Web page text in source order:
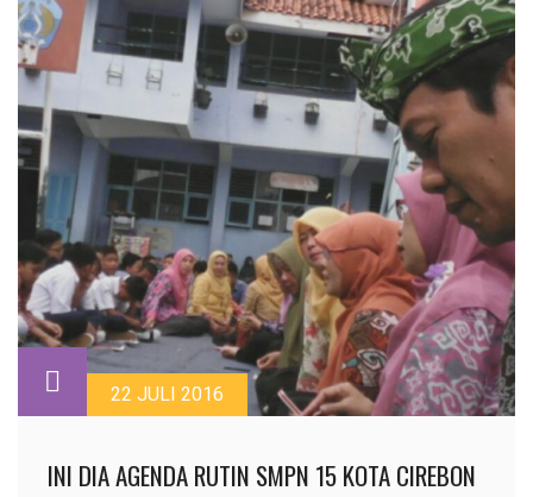
22 JULI 2016
INI DIA AGENDA RUTIN SMPN 15 KOTA CIREBON